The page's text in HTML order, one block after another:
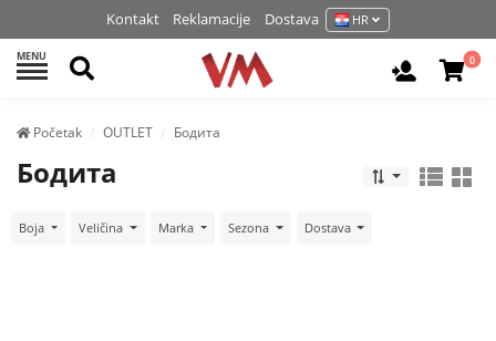
Kontakt Reklamacije Dostava HR
MENU Pretraži Prijavite
0
Početak OUTLET Бодита
Бодита
Boja Veličina Marka Sezona Dostava